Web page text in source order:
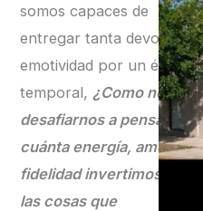
somos capaces de
entregar tanta devoción y
emotividad por un éxito
temporal, ¿Como no
desafiarnos a pensar
cuánta energía, amor y
fidelidad invertimos en
las cosas que